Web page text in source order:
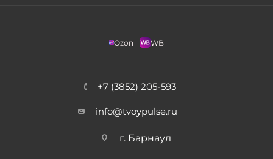
Ozon WB
+7 (3852) 205-593
info@tvoypulse.ru
г. Барнаул